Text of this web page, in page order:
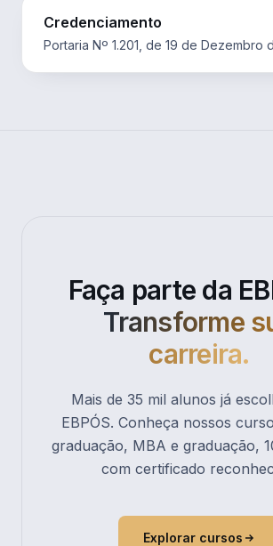
Credenciamento
Portaria Nº 1.201, de 19 de Dezembro
Faça parte da
Transforme
carreira.
Mais de 35 mil alunos já
EBPÓS. Conheça nossos
graduação, MBA e graduação,
com certificado
Explorar cursos